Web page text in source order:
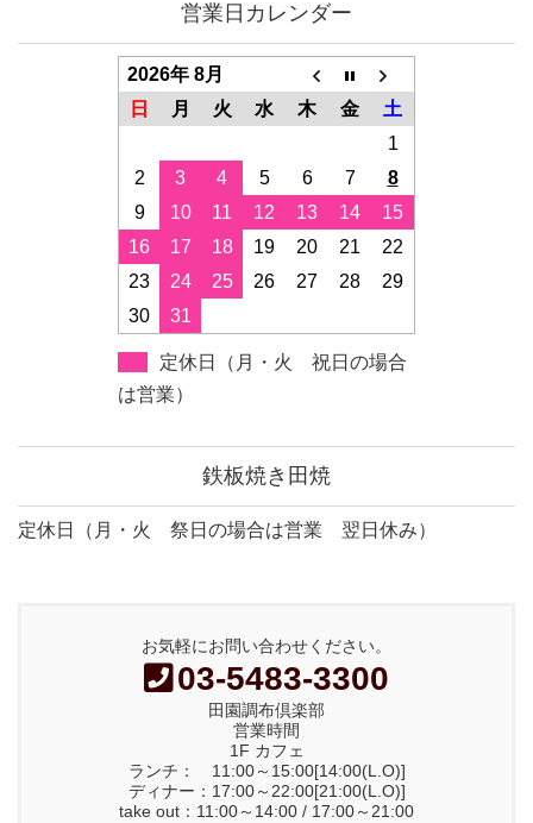
営業日カレンダー
2026年 8月
日
月 火 水 木 金
土
1
2
3 4 5 6 7
8
9
10 11 12 13 14
15
16
17 18 19 20 21
22
23
24 25 26 27 28
29
30
31
定休日（月・火 祝日の場合
は営業）
鉄板焼き田焼
定休日（月・火 祭日の場合は営業 翌日休み）
お気軽にお問い合わせください。
03-5483-3300
田園調布倶楽部
営業時間
1F カフェ
ランチ： 11:00～15:00[14:00(L.O)]
ディナー：17:00～22:00[21:00(L.O)]
take out：11:00～14:00 / 17:00～21:00